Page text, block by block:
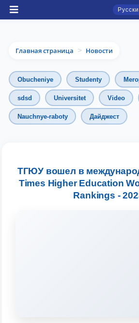
Главная страница > Новости
Obucheniye Studenty
sdsd Universitet Video
Nauchnye-raboty Дайджест
ТГЮУ вошел в
Times Higher Education
Rankings -
Чат приёмной комиссии ТГЮУ
Онлайн
Оставляйте здесь свои обращения по
вопросам приёма.